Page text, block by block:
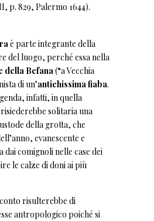
p. 829, Palermo 1644).
è parte integrante della
del luogo, perché essa nella
della Befana(“a Vecchia
di un’antichissima fiaba.
infatti, in quella
solitaria una
della grotta, che
evanescente e
dai comignoli nelle case dei
le calze di doni ai più
risulterebbe di
antropologico poiché si